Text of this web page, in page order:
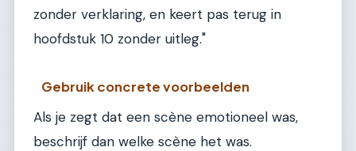
zonder verklaring, en keert pas terug in
hoofdstuk 10 zonder uitleg."
Gebruik concrete voorbeelden
Als je zegt dat een scène emotioneel was,
beschrijf dan welke scène het was.